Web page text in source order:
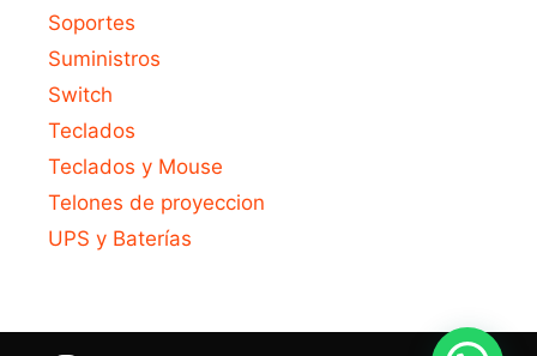
Soportes
Suministros
Switch
Teclados
Teclados y Mouse
Telones de proyeccion
UPS y Baterías